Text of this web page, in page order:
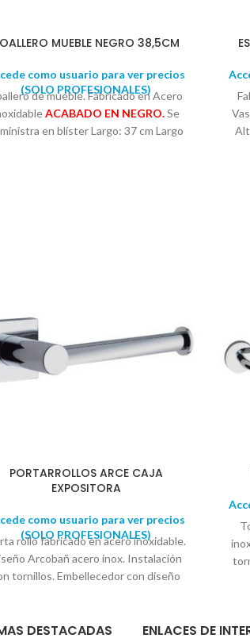
MUEBLE NEGRO 38,5CM
como usuario para ver precios
(SOLO PROFESIONALES)
de mueble. Fabricado en Acero
ACABADO EN NEGRO.Se
en blíster Largo: 37 cm Largo
PORTARROLLOS ARCE CAJA
EXPOSITORA
como usuario para ver precios
(SOLO PROFESIONALES)
rollo fabricado en acero inoxidable.
Arcobañ acero inox. Instalación
tornillos. Embellecedor con diseño
5cm Largo: 15cm
DESTACADAS ENLACES DE